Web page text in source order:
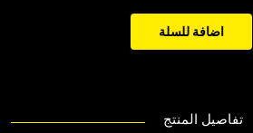
اضافة للسلة
تفاصيل المنتج